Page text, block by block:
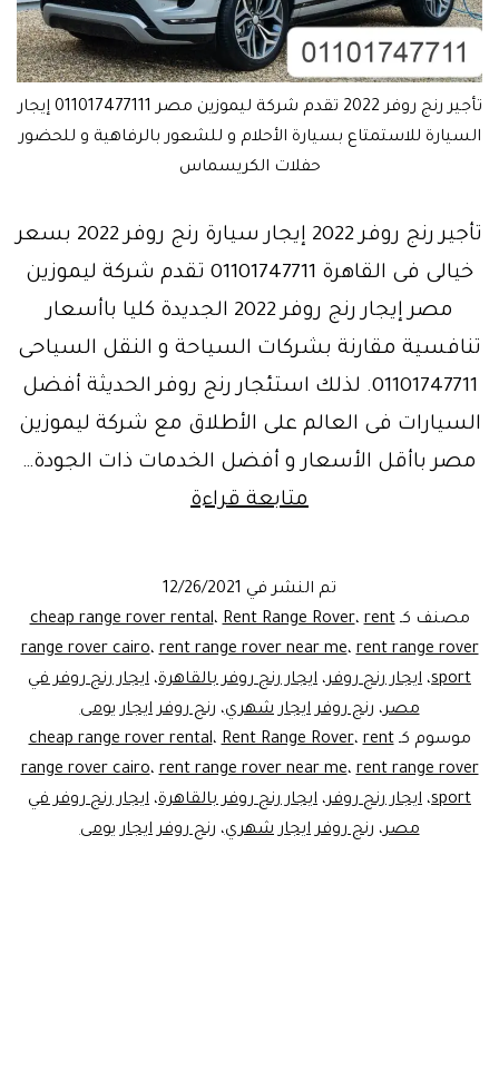
تأجير رنج روفر 2022 تقدم شركة ليموزين مصر 011017477111 إيجار
السيارة للاستمتاع بسيارة الأحلام و للشعور بالرفاهية و للحضور
حفلات الكريسماس
تأجير رنج روفر 2022 إيجار سيارة رنج روفر 2022 بسعر
خيالى فى القاهرة 01101747711 تقدم شركة ليموزين
مصر إيجار رنج روفر 2022 الجديدة كليا باأسعار
تنافسية مقارنة بشركات السياحة و النقل السياحى
01101747711. لذلك استئجار رنج روفر الحديثة أفضل
السيارات فى العالم على الأطلاق مع شركة ليموزين
مصر باأقل الأسعار و أفضل الخدمات ذات الجودة…
متابعة قراءة
سيارات..
إيجار
رنج
روفر
2022
تم النشر في 12/26/2021
مصنف كـ
cheap range rover rental،Rent Range Rover،rent
range rover cairo،rent range rover near me،rent range rover
sport، ايجار رنج روفر، ايجار رنج روفر بالقاهرة، ايجار رنج روفر في
مصر، رنج روفر ايجار شهري، رنج روفر ايجار يومى
موسوم كـ
cheap range rover rental،Rent Range Rover،rent
range rover cairo،rent range rover near me،rent range rover
sport، ايجار رنج روفر، ايجار رنج روفر بالقاهرة، ايجار رنج روفر في
مصر، رنج روفر ايجار شهري، رنج روفر ايجار يومى